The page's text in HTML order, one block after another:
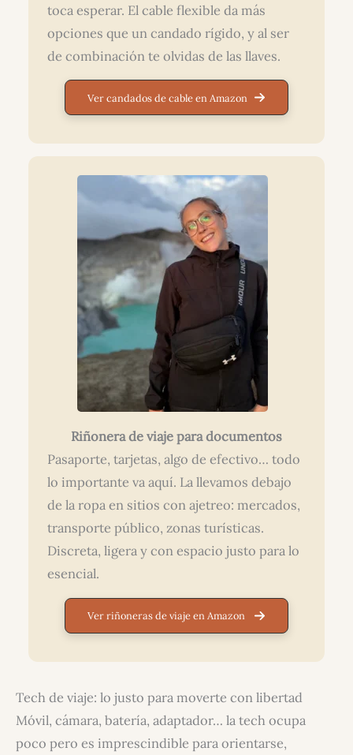
toca esperar. El cable flexible da más
opciones que un candado rígido, y al ser
de combinación te olvidas de las llaves.
Ver candados de cable en Amazon
Riñonera de viaje para documentos
Pasaporte, tarjetas, algo de efectivo… todo
lo importante va aquí. La llevamos debajo
de la ropa en sitios con ajetreo: mercados,
transporte público, zonas turísticas.
Discreta, ligera y con espacio justo para lo
esencial.
Ver riñoneras de viaje en Amazon
Tech de viaje: lo justo para moverte con libertad
Móvil, cámara, batería, adaptador… la tech ocupa
poco pero es imprescindible para orientarse,